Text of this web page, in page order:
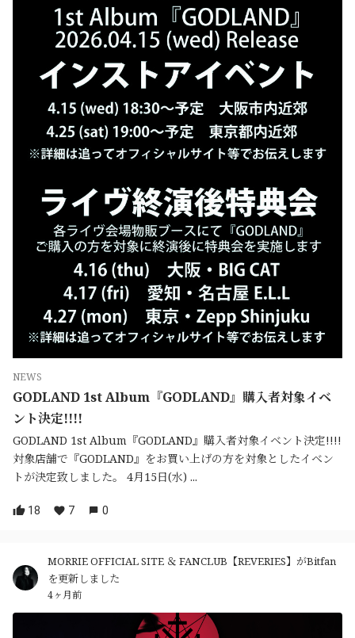
NEWS
GODLAND 1st Album『GODLAND』購入者対象イベ
ント決定!!!!
GODLAND 1st Album『GODLAND』購入者対象イベント決定!!!!
対象店舗で『GODLAND』をお買い上げの方を対象としたイベン
トが決定致しました。 4月15日(水) ...
18 7 0
MORRIE OFFICIAL SITE ＆ FANCLUB【REVERIES】がBitfan
を更新しました
4ヶ月前